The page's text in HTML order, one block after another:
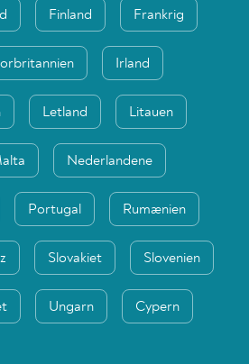
Finland Frankrig
Irland
Letland Litauen
Nederlandene
Portugal Rumænien
Slovakiet Slovenien
Ungarn Cypern